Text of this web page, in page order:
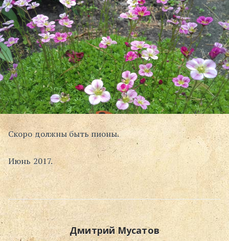
Скоро должны быть пионы.
Июнь 2017.
Дмитрий Мусатов